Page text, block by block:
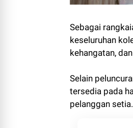
Sebagai
keseluruhan
kehangatan,
Selain
tersedia pada
pelanggan setia.